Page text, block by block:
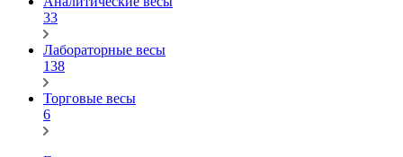
33
Лабораторные весы
138
Торговые весы
6